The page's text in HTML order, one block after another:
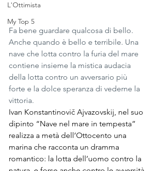
L'Ottimista
My Top 5
Fa bene guardare qualcosa di bello.
Anche quando è bello e terribile. Una
nave che lotta contro la furia del mare
contiene insieme la mistica audacia
della lotta contro un avversario più
forte e la dolce speranza di vederne la
vittoria.
Ivan Konstantinovič Ajvazovskij, nel suo
dipinto “Nave nel mare in tempesta”
realizza a metà dell’Ottocento una
marina che racconta un dramma
romantico: la lotta dell’uomo contro la